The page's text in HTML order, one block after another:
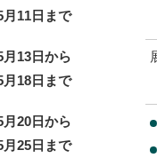
月11日まで
月13日から
月18日まで
月20日から
月25日まで